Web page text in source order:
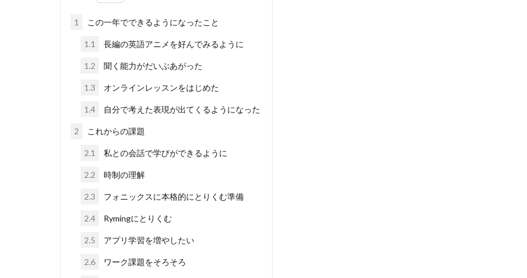
1 この一年でできるようになったこと
1.1 長編の英語アニメを好んでみるように
1.2 聞く能力がだいぶあがった
1.3 オンラインレッスンをはじめた
1.4 自分で考えた表現が出てくるようになった
2 これからの課題
2.1 私との会話で学びができるように
2.2 時制の理解
2.3 フォニックスに本格的にとりくむ準備
2.4 Rymingにとりくむ
2.5 アプリ学習を増やしたい
2.6 ワーク課題をそろそろ